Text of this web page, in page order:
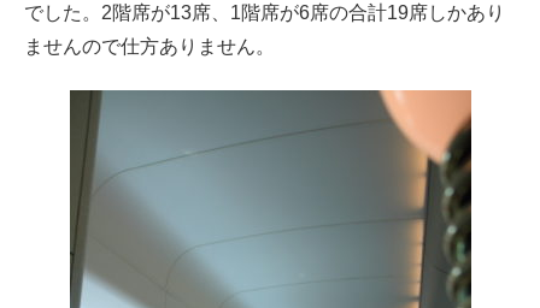
でした。2階席が13席、1階席が6席の合計19席しかあり
ませんので仕方ありません。